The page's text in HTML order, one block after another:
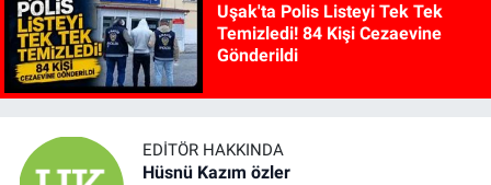
Uşak'ta Polis Listeyi Tek Tek
Temizledi! 84 Kişi Cezaevine
Gönderildi
EDITÖR HAKKINDA
Hüsnü Kazım özler